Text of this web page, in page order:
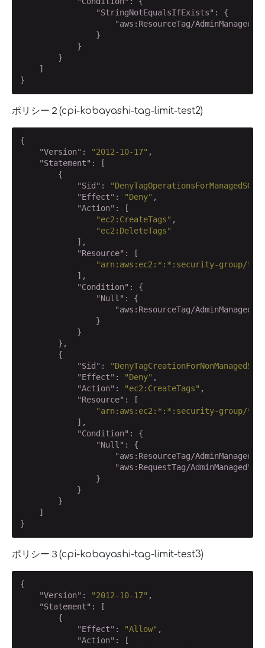
"StringNotEqualsIfExists" : {
"aws:ResourceTag/AdminManaged"
                }
            }
        }
    ]
}
ポリシー２(cpi-kobayashi-tag-limit-test2)
{
"Version" : "2012-10-17" ,
"Statement" : [
        {
"Sid" : "DenyTagOperationsForManagedSG"
"Effect" : "Deny" ,
"Action" : [
"ec2:CreateTags" ,
"ec2:DeleteTags"
            ],
"Resource" : [
"arn:aws:ec2:*:*:security-group/*"
            ],
"Condition" : {
"Null" : {
"aws:ResourceTag/AdminManaged"
                }
            }
        },
        {
"Sid" : "DenyTagCreationForNonManagedSG"
"Effect" : "Deny" ,
"Action" : "ec2:CreateTags" ,
"Resource" : [
"arn:aws:ec2:*:*:security-group/*"
            ],
"Condition" : {
"Null" : {
"aws:ResourceTag/AdminManaged"
"aws:RequestTag/AdminManaged"
                }
            }
        }
    ]
}
ポリシー３(cpi-kobayashi-tag-limit-test3)
{
"Version" : "2012-10-17" ,
"Statement" : [
        {
"Effect" : "Allow" ,
"Action" : [